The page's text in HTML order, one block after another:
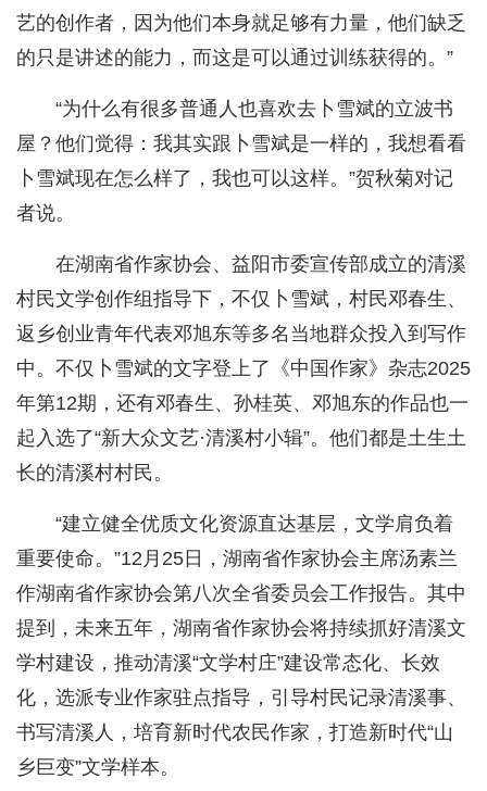
艺的创作者，因为他们本身就足够有力量，他们缺乏
的只是讲述的能力，而这是可以通过训练获得的。”
“为什么有很多普通人也喜欢去卜雪斌的立波书
屋？他们觉得：我其实跟卜雪斌是一样的，我想看看
卜雪斌现在怎么样了，我也可以这样。”贺秋菊对记
者说。
在湖南省作家协会、益阳市委宣传部成立的清溪
村民文学创作组指导下，不仅卜雪斌，村民邓春生、
返乡创业青年代表邓旭东等多名当地群众投入到写作
中。不仅卜雪斌的文字登上了《中国作家》杂志2025
年第12期，还有邓春生、孙桂英、邓旭东的作品也一
起入选了“新大众文艺·清溪村小辑”。他们都是土生土
长的清溪村村民。
“建立健全优质文化资源直达基层，文学肩负着
重要使命。”12月25日，湖南省作家协会主席汤素兰
作湖南省作家协会第八次全省委员会工作报告。其中
提到，未来五年，湖南省作家协会将持续抓好清溪文
学村建设，推动清溪“文学村庄”建设常态化、长效
化，选派专业作家驻点指导，引导村民记录清溪事、
书写清溪人，培育新时代农民作家，打造新时代“山
乡巨变”文学样本。